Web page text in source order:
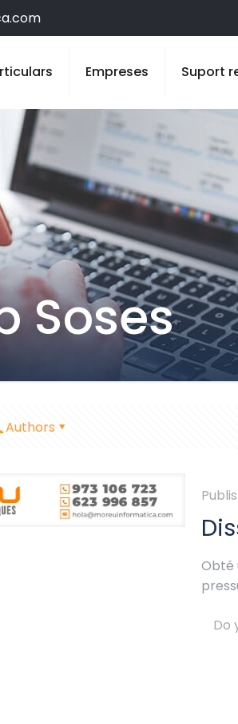
Empreses Suport
Soses
Authors
Obté
Do